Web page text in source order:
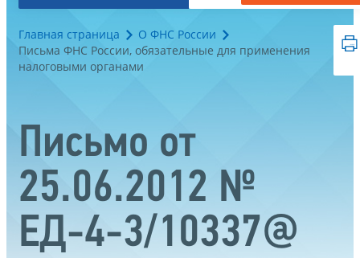
Главная страница
О ФНС России
Письма ФНС России, обязательные для применения
налоговыми органами
Письмо от
25.06.2012 №
ЕД-4-3/10337@